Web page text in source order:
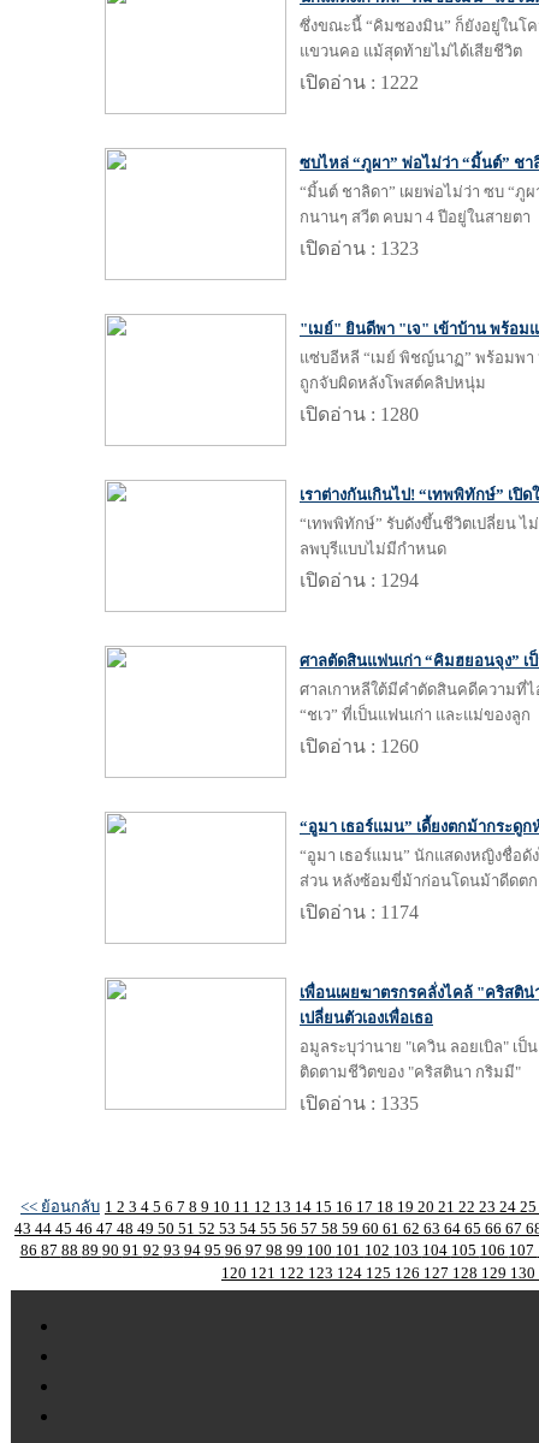
ซึ่งขณะนี้ “คิมซองมิน” ก็ยังอยู่ในโ
แขวนคอ แม้สุดท้ายไม่ได้เสียชีวิต
เปิดอ่าน : 1222
ซบไหล่ “ภูผา” พ่อไม่ว่า “มิ้นต์” ช
“มิ้นต์ ชาลิดา” เผยพ่อไม่ว่า ซบ “ภู
กนานๆ สวีต คบมา 4 ปีอยู่ในสายตา
เปิดอ่าน : 1323
"เมย์" ยินดีพา "เจ" เข้าบ้าน พร้อ
แซ่บอีหลี “เมย์ พิชญ์นาฏ” พร้อมพา
ถูกจับผิดหลังโพสต์คลิปหนุ่ม
เปิดอ่าน : 1280
เราต่างกันเกินไป! “เทพพิทักษ์” เปิ
“เทพพิทักษ์” รับดังขึ้นชีวิตเปลี่ยน ไ
ลพบุรีแบบไม่มีกำหนด
เปิดอ่าน : 1294
ศาลตัดสินแฟนเก่า “คิมฮยอนจุง”
ศาลเกาหลีใต้มีคำตัดสินคดีความที่
“ชเว” ที่เป็นแฟนเก่า และแม่ของลูก
เปิดอ่าน : 1260
“อูมา เธอร์แมน” เดี้ยงตกม้ากระดู
“อูมา เธอร์แมน” นักแสดงหญิงชื่อดั
ส่วน หลังซ้อมขี่ม้าก่อนโดนม้าดีดตก
เปิดอ่าน : 1174
เพื่อนเผยฆาตรกรคลั่งไคล้ "คริสติ
เปลี่ยนตัวเองเพื่อเธอ
อมูลระบุว่านาย "เควิน ลอยเบิล" เ
ติดตามชีวิตของ "คริสตินา กริมมี"
เปิดอ่าน : 1335
<< ย้อนกลับ 1 2 3 4 5 6 7 8 9 10 11 12 13 14 15 16 17 18 19 20 21 22 23 24 25
43 44 45 46 47 48 49 50 51 52 53 54 55 56 57 58 59 60 61 62 63 64 65 66 67
86 87 88 89 90 91 92 93 94 95 96 97 98 99 100 101 102 103 104 105 106 107
120 121 122 123 124 125 126 127 128 129 130